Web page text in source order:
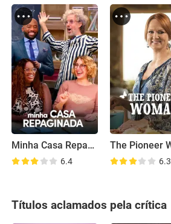
Minha Casa Repaginada
6.4 6.3
Títulos aclamados pela crítica